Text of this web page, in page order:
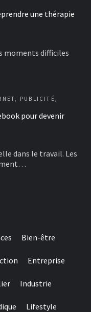
une thérapie
moments difficiles
, PUBLICITÉ,
pour devenir
dans le travail. Les
Bien-être
Entreprise
Industrie
Lifestyle